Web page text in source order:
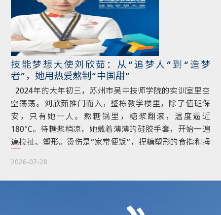
技能梦想大使刘欣茹：从“追梦人”到“造梦
者”，她用热爱熬制“中国甜”
2024年的大年初三，苏州市吴中技师学院的实训室里空
空荡荡。刘欣茹推门而入，整栋教学楼里，除了值班保
安，只有她一人。熬糖锅里，糖浆翻滚，温度逼近
180℃。待糖浆稍凉，她戴着薄薄的硅胶手套，开始一遍
遍拉扯、塑形。烫伤是“家常便饭”，捏糖塑形的食指和拇
大赛法国里昂的领奖台，为中国拿下了糖艺/西点制作项
目首枚世赛金牌。如今，刘欣茹已是第48届世界技能大赛
从国赛第七到世界第一，她用多年 […]
2026-07-28